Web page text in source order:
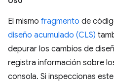
El mismo fragmento de
diseño acumulado (CLS)
depurar los cambios de
registra información sobre
consola. Si inspeccionas